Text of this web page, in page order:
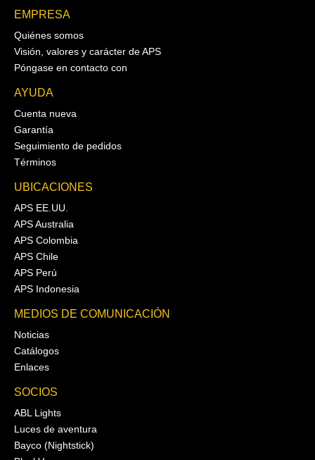
EMPRESA
Quiénes somos
Visión, valores y carácter de APS
Póngase en contacto con
AYUDA
Cuenta nueva
Garantía
Seguimiento de pedidos
Términos
UBICACIONES
APS EE.UU.
APS Australia
APS Colombia
APS Chile
APS Perú
APS Indonesia
MEDIOS DE COMUNICACIÓN
Noticias
Catálogos
Enlaces
SOCIOS
ABL Lights
Luces de aventura
Bayco (Nightstick)